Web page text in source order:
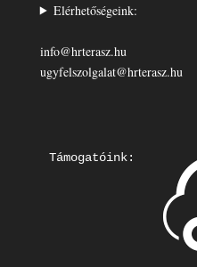
Elérhetőségeink:
info@hrterasz.hu
ugyfelszolgalat@hrterasz.hu
Támogatóink: